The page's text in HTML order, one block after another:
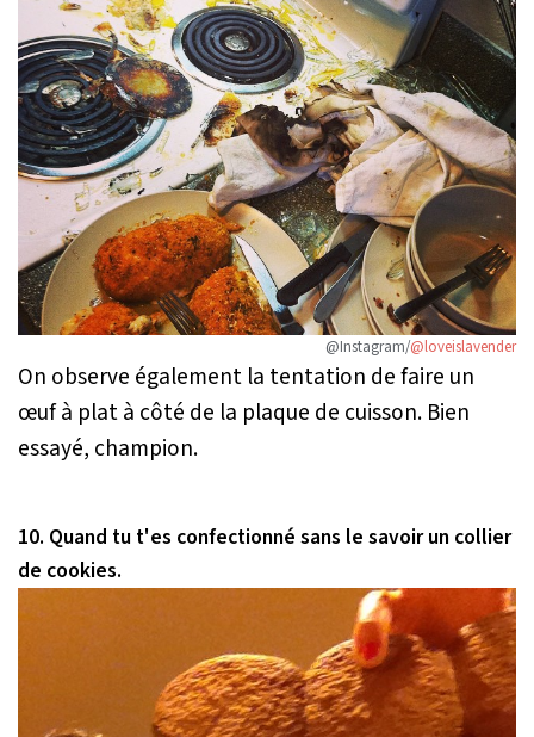
@Instagram/@loveislavender
On observe également la tentation de faire un
œuf à plat à côté de la plaque de cuisson. Bien
essayé, champion.
10. Quand tu t'es confectionné sans le savoir un collier
de cookies.